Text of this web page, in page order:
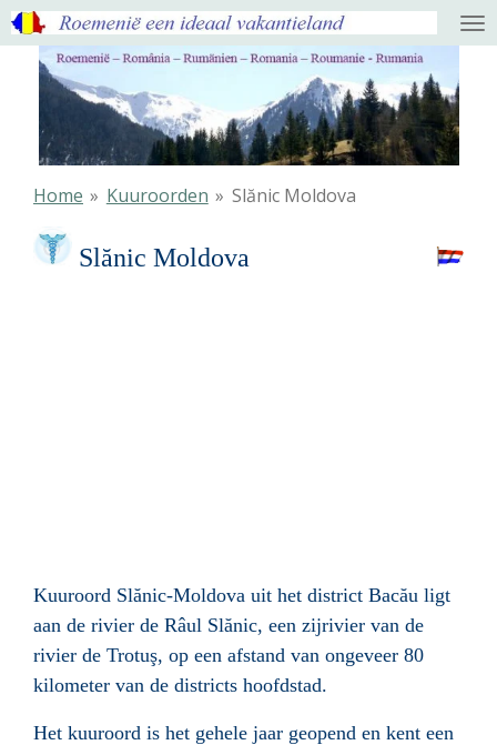
Ga
direct
naar
hoofdinhoud
Home » Kuuroorden » Slănic Moldova
Slănic Moldova
Kuuroord Slănic-Moldova uit het district Bacău ligt
aan de rivier de Râul Slănic, een zijrivier van de
rivier de Trotuş, op een afstand van ongeveer 80
kilometer van de districts hoofdstad.
Het kuuroord is het gehele jaar geopend en kent een